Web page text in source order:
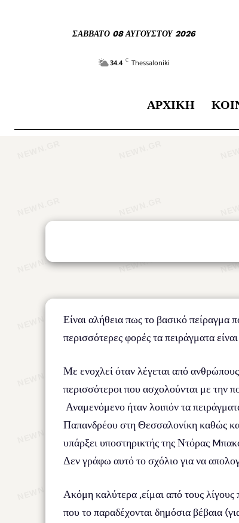
ΣΆΒΒΑΤΟ 08 ΑΥΓΟΎΣΤΟΥ 2026
34.4 C Thessaloniki
ΑΡΧΙΚΉ
Είναι αλήθεια πως το βασικό πείραγμα
περισσότερες φορές τα πειράγματα
Με ενοχλεί όταν λέγεται από
περισσότεροι που ασχολούνται με την
Αναμενόμενο ήταν λοιπόν τα
Παπανδρέου στη Θεσσαλονίκη καθώς
υπάρξει υποστηρικτής της Ντόρας
Δεν γράφω αυτό το σχόλιο για να
Ακόμη καλύτερα ,είμαι από τους λίγους
που το παραδέχονται δημόσια βέβαια